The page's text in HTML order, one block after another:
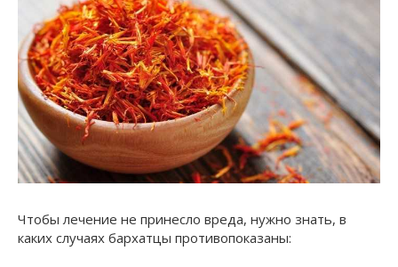
Чтобы лечение не принесло вреда, нужно знать, в
каких случаях бархатцы противопоказаны: